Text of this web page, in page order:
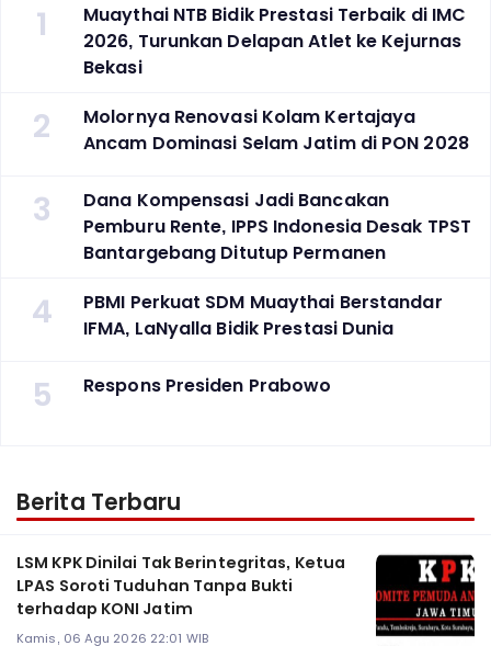
1
Muaythai NTB Bidik Prestasi Terbaik di IMC
2026, Turunkan Delapan Atlet ke Kejurnas
Bekasi
2
Molornya Renovasi Kolam Kertajaya
Ancam Dominasi Selam Jatim di PON 2028
3
Dana Kompensasi Jadi Bancakan
Pemburu Rente, IPPS Indonesia Desak TPST
Bantargebang Ditutup Permanen
4
PBMI Perkuat SDM Muaythai Berstandar
IFMA, LaNyalla Bidik Prestasi Dunia
5 Respons Presiden Prabowo
Berita Terbaru
LSM KPK Dinilai Tak Berintegritas, Ketua
LPAS Soroti Tuduhan Tanpa Bukti
terhadap KONI Jatim
Kamis, 06 Agu 2026 22:01 WIB